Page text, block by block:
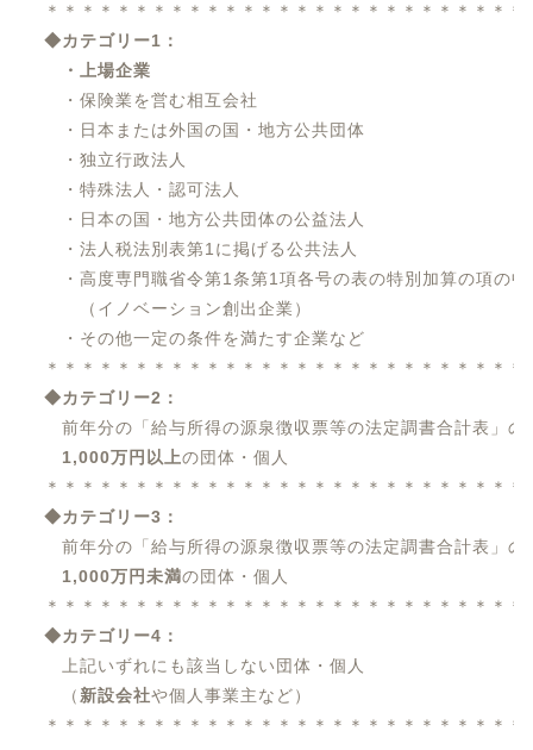
＊＊＊＊＊＊＊＊＊＊＊＊＊＊＊＊＊＊＊＊＊＊＊＊＊＊＊
◆カテゴリー1：
・
上場企業
・保険業を営む相互会社
・日本または外国の国・地方公共団体
・独立行政法人
・特殊法人・認可法人
・日本の国・地方公共団体の公益法人
・法人税法別表第1に掲げる公共法人
・高度専門職省令第1条第1項各号の表の特別加算の項の
（イノベーション創出企業）
・その他一定の条件を満たす企業など
＊＊＊＊＊＊＊＊＊＊＊＊＊＊＊＊＊＊＊＊＊＊＊＊＊＊＊
◆カテゴリー2：
前年分の「給与所得の源泉徴収票等の法定調書合計表」の
1,000万円以上の団体・個人
＊＊＊＊＊＊＊＊＊＊＊＊＊＊＊＊＊＊＊＊＊＊＊＊＊＊＊
◆カテゴリー3：
前年分の「給与所得の源泉徴収票等の法定調書合計表」の
1,000万円未満の団体・個人
＊＊＊＊＊＊＊＊＊＊＊＊＊＊＊＊＊＊＊＊＊＊＊＊＊＊＊
◆カテゴリー4：
上記いずれにも該当しない団体・個人
（ 新設会社や個人事業主など）
＊＊＊＊＊＊＊＊＊＊＊＊＊＊＊＊＊＊＊＊＊＊＊＊＊＊＊